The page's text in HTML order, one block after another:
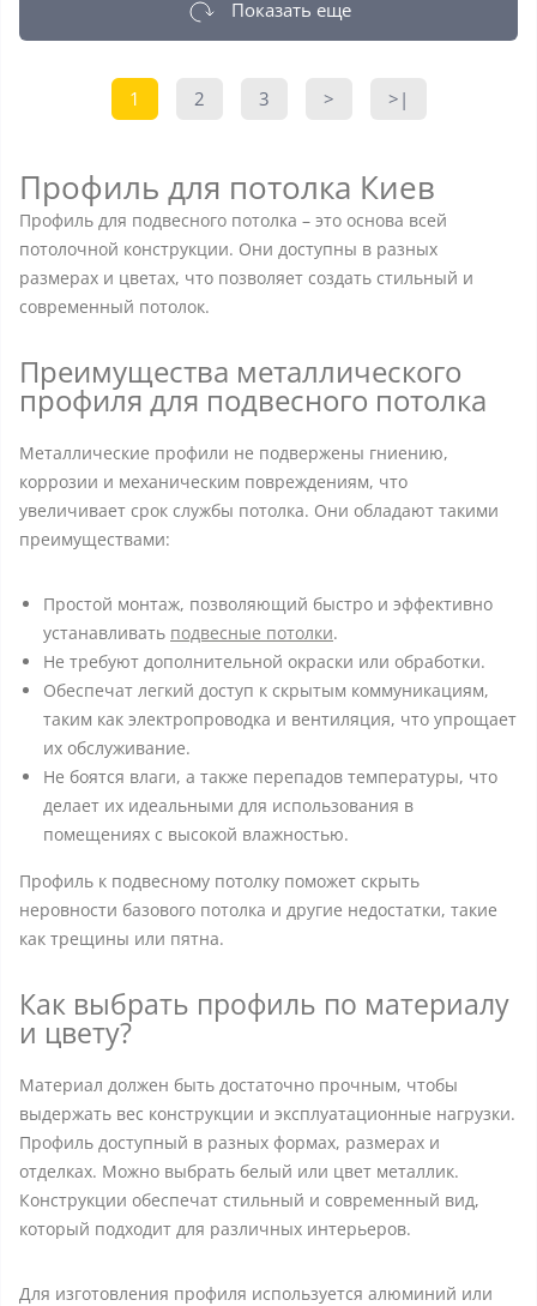
Показать еще
1 2 3 > >|
Профиль для потолка Киев
Профиль для подвесного потолка – это основа всей
потолочной конструкции. Они доступны в разных
размерах и цветах, что позволяет создать стильный и
современный потолок.
Преимущества металлического
профиля для подвесного потолка
Металлические профили не подвержены гниению,
коррозии и механическим повреждениям, что
увеличивает срок службы потолка. Они обладают такими
преимуществами:
Простой монтаж, позволяющий быстро и эффективно
устанавливать подвесные потолки.
Не требуют дополнительной окраски или обработки.
Обеспечат легкий доступ к скрытым коммуникациям,
таким как электропроводка и вентиляция, что упрощает
их обслуживание.
Не боятся влаги, а также перепадов температуры, что
делает их идеальными для использования в
помещениях с высокой влажностью.
Профиль к подвесному потолку поможет скрыть
неровности базового потолка и другие недостатки, такие
как трещины или пятна.
Как выбрать профиль по материалу
и цвету?
Материал должен быть достаточно прочным, чтобы
выдержать вес конструкции и эксплуатационные нагрузки.
Профиль доступный в разных формах, размерах и
отделках. Можно выбрать белый или цвет металлик.
Конструкции обеспечат стильный и современный вид,
который подходит для различных интерьеров.
Для изготовления профиля используется алюминий или